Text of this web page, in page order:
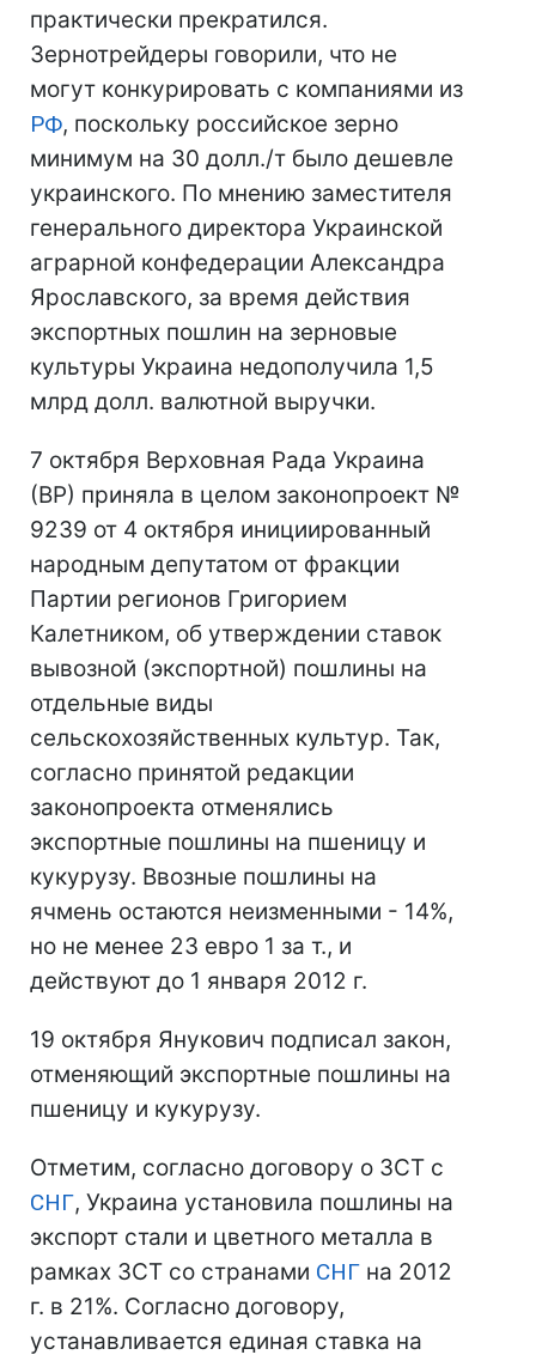
практически прекратился.
Зернотрейдеры говорили, что не
могут конкурировать с компаниями из
РФ, поскольку российское зерно
минимум на 30 долл./т было дешевле
украинского. По мнению заместителя
генерального директора Украинской
аграрной конфедерации Александра
Ярославского, за время действия
экспортных пошлин на зерновые
культуры Украина недополучила 1,5
млрд долл. валютной выручки.
7 октября Верховная Рада Украина
(ВР) приняла в целом законопроект №
9239 от 4 октября инициированный
народным депутатом от фракции
Партии регионов Григорием
Калетником, об утверждении ставок
вывозной (экспортной) пошлины на
отдельные виды
сельскохозяйственных культур. Так,
согласно принятой редакции
законопроекта отменялись
экспортные пошлины на пшеницу и
кукурузу. Ввозные пошлины на
ячмень остаются неизменными - 14%,
но не менее 23 евро 1 за т., и
действуют до 1 января 2012 г.
19 октября Янукович подписал закон,
отменяющий экспортные пошлины на
пшеницу и кукурузу.
Отметим, согласно договору о ЗСТ с
СНГ, Украина установила пошлины на
экспорт стали и цветного металла в
рамках ЗСТ со странами СНГ на 2012
г. в 21%. Согласно договору,
устанавливается единая ставка на